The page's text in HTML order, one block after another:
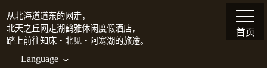
从北海道道东的网走，
北天之丘网走湖鹤雅休闲度假酒店，
踏上前往知床・北见・阿寒湖的旅途。
Language
首页